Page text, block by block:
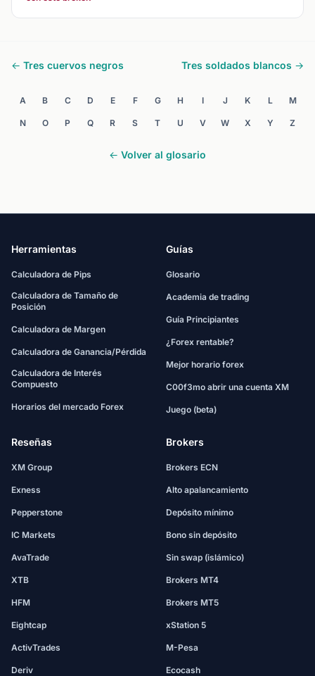
← Tres cuervos negros Tres soldados blancos →
A B C D E F G H I J K L M
N O P Q R S T U V W X Y Z
← Volver al glosario
Herramientas
Calculadora de Pips
Calculadora de Tamaño de
Posición
Calculadora de Margen
Calculadora de Ganancia/Pérdida
Calculadora de Interés
Compuesto
Horarios del mercado Forex
Guías
Glosario
Academia de trading
Guía Principiantes
¿Forex rentable?
Mejor horario forex
C00f3mo abrir una cuenta XM
Juego (beta)
Reseñas
XM Group
Exness
Pepperstone
IC Markets
AvaTrade
XTB
HFM
Eightcap
ActivTrades
Deriv
Brokers
Brokers ECN
Alto apalancamiento
Depósito mínimo
Bono sin depósito
Sin swap (islámico)
Brokers MT4
Brokers MT5
xStation 5
M-Pesa
Ecocash